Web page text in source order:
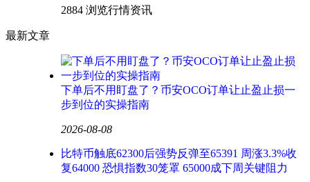
2884 浏览行情资讯
最新文章
下单后不用盯盘了？币安OCO订单让止盈止损一
步到位的实操指南
2026-08-08
比特币触底62300后强势反弹至65391 周涨3.3%收
复64000 恐惧指数30笼罩 65000成下周关键阻力